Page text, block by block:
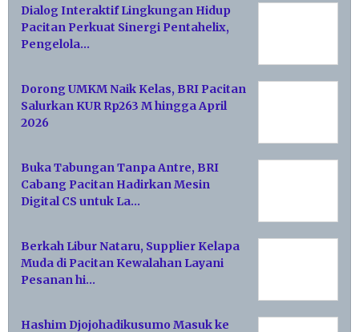
Dialog Interaktif Lingkungan Hidup
Pacitan Perkuat Sinergi Pentahelix,
Pengelola…
Dorong UMKM Naik Kelas, BRI Pacitan
Salurkan KUR Rp263 M hingga April
2026
Buka Tabungan Tanpa Antre, BRI
Cabang Pacitan Hadirkan Mesin
Digital CS untuk La…
Berkah Libur Nataru, Supplier Kelapa
Muda di Pacitan Kewalahan Layani
Pesanan hi…
Hashim Djojohadikusumo Masuk ke